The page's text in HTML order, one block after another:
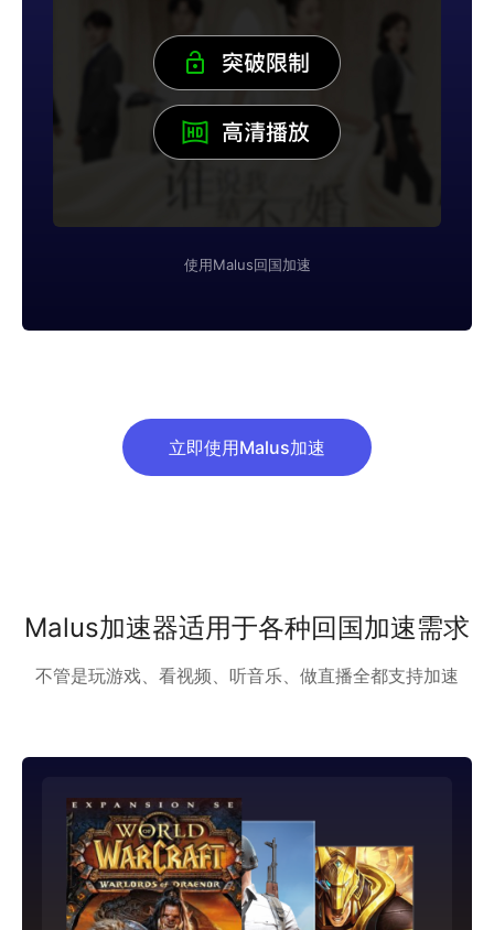
使用Malus回国加速
立即使用Malus加速
Malus加速器适用于各种回国加速需求
不管是玩游戏、看视频、听音乐、做直播全都支持加速